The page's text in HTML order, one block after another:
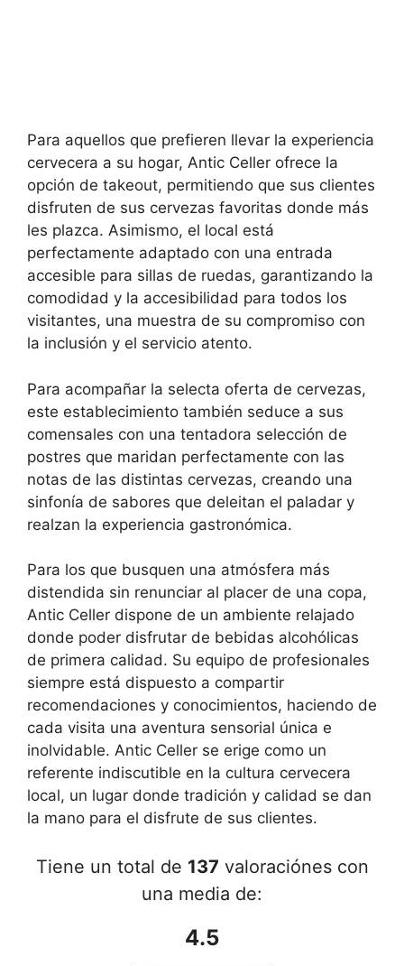
Para aquellos que prefieren llevar la experiencia
cervecera a su hogar, Antic Celler ofrece la
opción de takeout, permitiendo que sus clientes
disfruten de sus cervezas favoritas donde más
les plazca. Asimismo, el local está
perfectamente adaptado con una entrada
accesible para sillas de ruedas, garantizando la
comodidad y la accesibilidad para todos los
visitantes, una muestra de su compromiso con
la inclusión y el servicio atento.
Para acompañar la selecta oferta de cervezas,
este establecimiento también seduce a sus
comensales con una tentadora selección de
postres que maridan perfectamente con las
notas de las distintas cervezas, creando una
sinfonía de sabores que deleitan el paladar y
realzan la experiencia gastronómica.
Para los que busquen una atmósfera más
distendida sin renunciar al placer de una copa,
Antic Celler dispone de un ambiente relajado
donde poder disfrutar de bebidas alcohólicas
de primera calidad. Su equipo de profesionales
siempre está dispuesto a compartir
recomendaciones y conocimientos, haciendo de
cada visita una aventura sensorial única e
inolvidable. Antic Celler se erige como un
referente indiscutible en la cultura cervecera
local, un lugar donde tradición y calidad se dan
la mano para el disfrute de sus clientes.
Tiene un total de 137 valoraciónes con
una media de:
4.5